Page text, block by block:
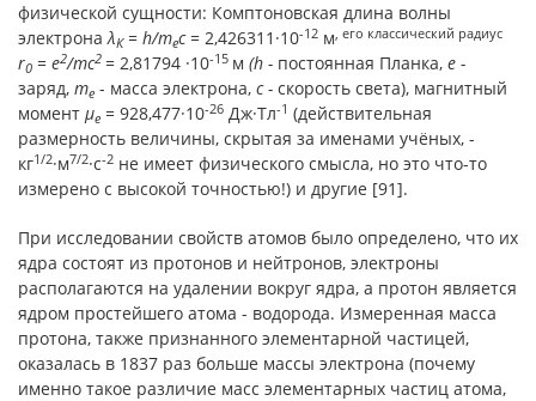
физической сущности: Комптоновская длина волны
электронаλК= h/mec= 2,426311·10-12 м , его классический радиус
r0 = e2/mc2 = 2,81794 ·10-15 м (h - постоянная Планка, e -
заряд, mе - масса электрона, c - скорость света), магнитный
момент μе = 928,477·10-26 Дж·Тл-1 (действительная
размерность величины, скрытая за именами учёных, -
кг1/2·м7/2·с-2 не имеет физического смысла, но это что-то
измерено с высокой точностью!) и другие [91].
При исследовании свойств атомов было определено, что их
ядра состоят из протонов и нейтронов, электроны
располагаются на удалении вокруг ядра, а протон является
ядром простейшего атома - водорода. Измеренная масса
протона, также признанного элементарной частицей,
оказалась в 1837 раз больше массы электрона (почему
именно такое различие масс элементарных частиц атома,